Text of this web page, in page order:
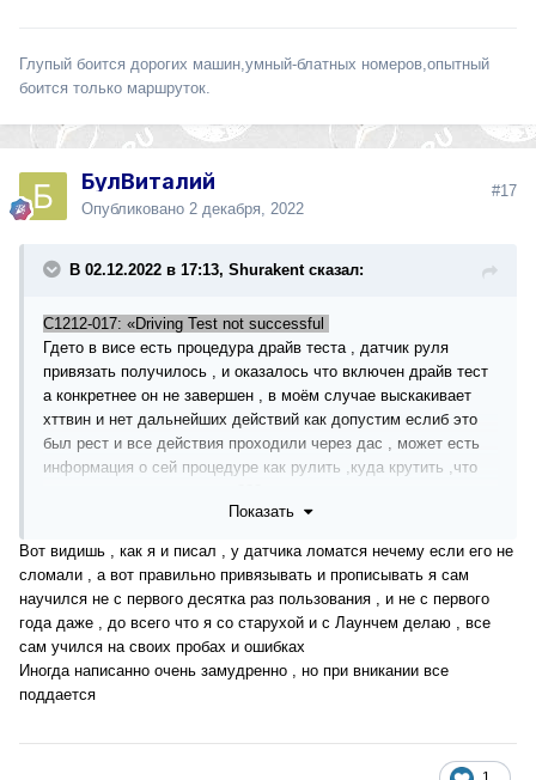
Глупый боится дорогих машин,умный-блатных номеров,опытный
боится только маршруток.
БулВиталий
Опубликовано 2 декабря, 2022
#17
В 02.12.2022 в 17:13, Shurakent сказал:
C1212-017: «Driving Test not successful
Гдето в висе есть процедура драйв теста , датчик руля
привязать получилось , и оказалось что включен драйв тест
а конкретнее он не завершен , в моём случае выскакивает
хттвин и нет дальнейших действий как допустим еслиб это
был рест и все действия проходили через дас , может есть
информация о сей процедуре как рулить ,куда крутить ,что
Показать
Вот видишь , как я и писал , у датчика ломатся нечему если его не
сломали , а вот правильно привязывать и прописывать я сам
научился не с первого десятка раз пользования , и не с первого
года даже , до всего что я со старухой и с Лаунчем делаю , все
сам учился на своих пробах и ошибках
Иногда написанно очень замудренно , но при вникании все
поддается